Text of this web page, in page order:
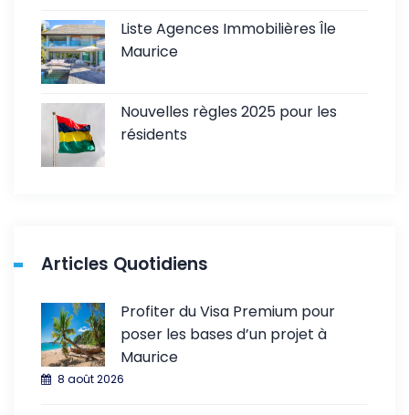
Liste Agences Immobilières Île
Maurice
Nouvelles règles 2025 pour les
résidents
Articles Quotidiens
Profiter du Visa Premium pour
poser les bases d’un projet à
Maurice
8 août 2026